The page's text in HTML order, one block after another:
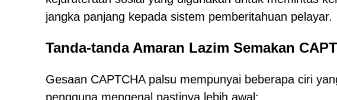
jangka panjang kepada sistem pemberitahuan pelayar.
Tanda-tanda Amaran Lazim Semakan
Gesaan CAPTCHA palsu mempunyai beberapa ciri
pengguna mengenal pastinya lebih awal: